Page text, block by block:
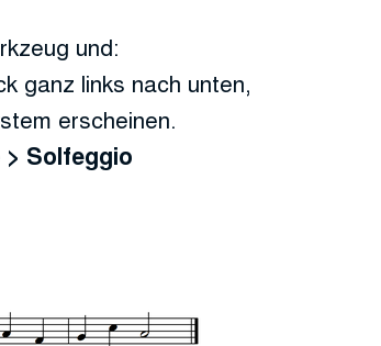
und:
ganz links nach unten,
erscheinen.
Solfeggio